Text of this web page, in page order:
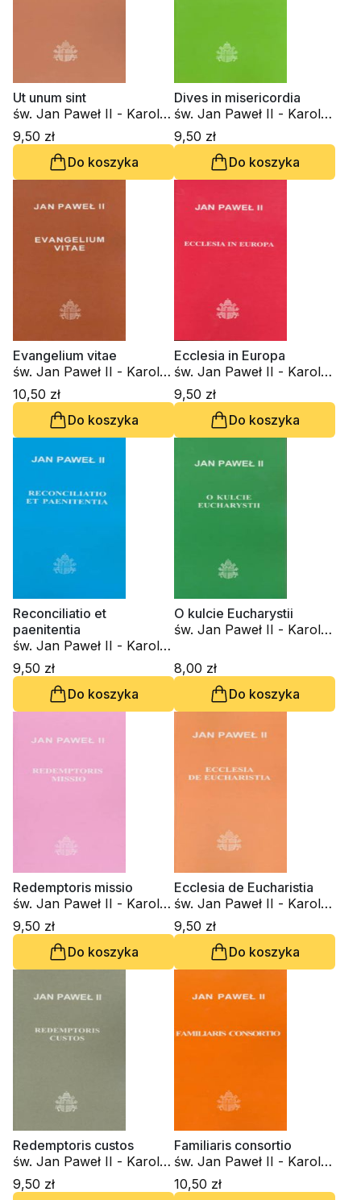
Ut unum sint
św. Jan Paweł II - Karol
Wojtyła
9,50 zł
Do koszyka
Dives in misericordia
św. Jan Paweł II - Karol
Wojtyła
9,50 zł
Do koszyka
Evangelium vitae
św. Jan Paweł II - Karol
Wojtyła
10,50 zł
Do koszyka
Ecclesia in Europa
św. Jan Paweł II - Karol
Wojtyła
9,50 zł
Do koszyka
Reconciliatio et
paenitentia
św. Jan Paweł II - Karol
Wojtyła
9,50 zł
Do koszyka
O kulcie Eucharystii
św. Jan Paweł II - Karol
8,00 zł
Do koszyka
Redemptoris missio
św. Jan Paweł II - Karol
Wojtyła
9,50 zł
Do koszyka
Ecclesia de Eucharistia
św. Jan Paweł II - Karol
Wojtyła
9,50 zł
Do koszyka
Redemptoris custos
św. Jan Paweł II - Karol
Wojtyła
9,50 zł
Familiaris consortio
św. Jan Paweł II - Karol
Wojtyła
10,50 zł